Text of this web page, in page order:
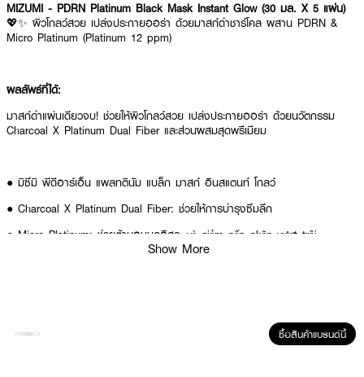
MIZUMI - PDRN Platinum Black Mask Instant Glow (30 มล. X 5 แผ่น)
💖✨ ผิวโกลว์สวย เปล่งประกายออร่า ด้วยมาสก์ดำชาร์โคล ผสาน PDRN &
Micro Platinum (Platinum 12 ppm)
ผลลัพธ์ที่ได้:
มาสก์ดำแผ่นเดียวจบ! ช่วยให้ผิวโกลว์สวย เปล่งประกายออร่า ด้วยนวัตกรรม
Charcoal X Platinum Dual Fiber และส่วนผสมสุดพรีเมียม
● มิซึมิ พีดีอาร์เอ็น แพลทตินัม แบล็ก มาสก์ อินสแตนท์ โกลว์
● Charcoal X Platinum Dual Fiber: ช่วยให้การบำรุงซึมลึก
● Micro Platinum: ช่วยต้านอนุมูลอิสระ và giảm nếp nhăn vượt trội
Show More
ซื้อสินค้าแบรนด์นี้